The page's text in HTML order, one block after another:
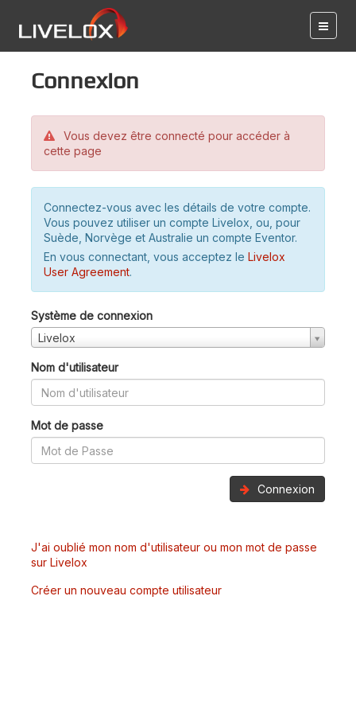
Connexion
Vous devez être connecté pour accéder à
cette page
Connectez-vous avec les détails de votre compte.
Vous pouvez utiliser un compte Livelox, ou, pour
Suède, Norvège et Australie un compte Eventor.
En vous connectant, vous acceptez le Livelox
User Agreement.
Système de connexion
Livelox
Nom d'utilisateur
Mot de passe
Connexion
J'ai oublié mon nom d'utilisateur ou mon mot de passe
sur Livelox
Créer un nouveau compte utilisateur